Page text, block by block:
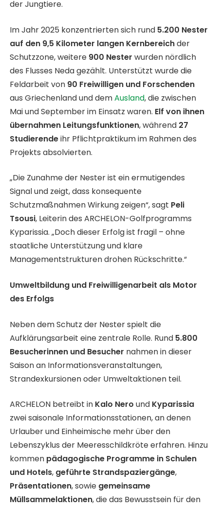
der Jungtiere.
Im Jahr 2025 konzentrierten sich rund 5.200 Nester
auf den 9,5 Kilometer langen Kernbereichder
Schutzzone, weitere 900 Nester wurden nördlich
des Flusses Neda gezählt. Unterstützt wurde die
Feldarbeit von 90 Freiwilligen und Forschenden
aus Griechenland und demAusland, die zwischen
Mai und September im Einsatz waren. Elf von ihnen
übernahmen Leitungsfunktionen, während 27
Studierendeihr Pflichtpraktikum im Rahmen des
Projekts absolvierten.
„Die Zunahme der Nester ist ein ermutigendes
Signal und zeigt, dass konsequente
Schutzmaßnahmen Wirkung zeigen“, sagt Peli
Tsousi, Leiterin des ARCHELON-Golfprogramms
Kyparissia. „Doch dieser Erfolg ist fragil – ohne
staatliche Unterstützung und klare
Managementstrukturen drohen Rückschritte.“
Umweltbildung und Freiwilligenarbeit als Motor
des Erfolgs
Neben dem Schutz der Nester spielt die
Aufklärungsarbeit eine zentrale Rolle. Rund 5.800
Besucherinnen und Besucher nahmen in dieser
Saison an Informationsveranstaltungen,
Strandexkursionen oder Umweltaktionen teil.
ARCHELON betreibt in Kalo Nero und Kyparissia
zwei saisonale Informationsstationen, an denen
Urlauber und Einheimische mehr über den
Lebenszyklus der Meeresschildkröte erfahren. Hinzu
kommen pädagogische Programme in Schulen
und Hotels, geführte Strandspaziergänge,
Präsentationen, sowie gemeinsame
Müllsammelaktionen, die das Bewusstsein für den